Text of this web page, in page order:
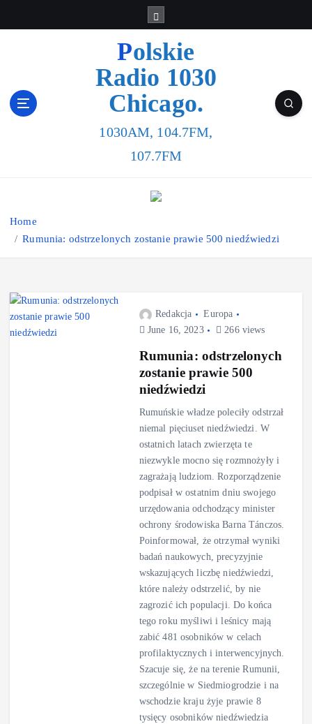
Polskie
Radio 1030
Chicago.
1030AM, 104.7FM,
107.7FM
Home
Rumunia: odstrzelonych zostanie prawie 500 niedźwiedzi
Redakcja
Europa
June 16, 2023
266 views
Rumunia: odstrzelonych
zostanie prawie 500
niedźwiedzi
Rumuńskie władze poleciły odstrzał
niemal pięciuset niedźwiedzi. W
ostatnich latach zwierzęta te
niezwykle mocno się rozmnożyły i
zagrażają ludziom. Rozporządzenie
podpisał w ostatnim dniu swojego
urzędowania odchodzący minister
ochrony środowiska Barna Tánczos.
Poinformował, że otrzymał wyniki
badań naukowych, precyzyjnie
wskazujących liczbę niedźwiedzi,
które należy odstrzelić, by nie
zagrozić ich populacji. Do końca
tego roku myśliwi i leśnicy mają
zabić 481 osobników w celach
profilaktycznych i interwencyjnych.
Szacuje się, że na terenie Rumunii,
szczególnie w Siedmiogrodzie i na
wschodzie kraju żyje prawie 8
tysięcy osobników niedźwiedzia